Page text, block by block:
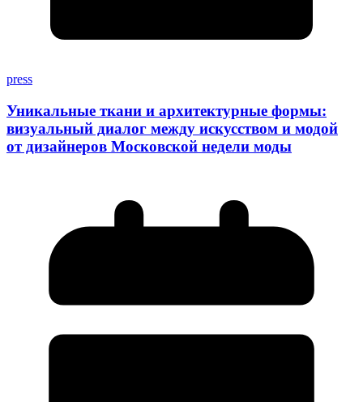
press
Уникальные ткани и архитектурные формы:
визуальный диалог между искусством и модой
от дизайнеров Московской недели моды